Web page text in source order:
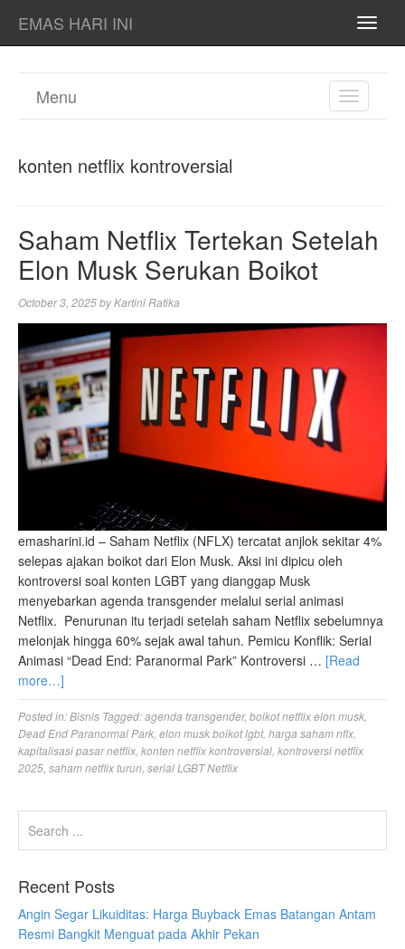
EMAS HARI INI
TOGGLE
Menu
konten netflix kontroversial
Saham Netflix Tertekan Setelah
Elon Musk Serukan Boikot
October 3, 2025byKartini Ratika
emasharini.id – Saham Netflix (NFLX) tercatat anjlok sekitar 4%
selepas ajakan boikot dari Elon Musk. Aksi ini dipicu oleh
kontroversi soal konten LGBT yang dianggap Musk
menyebarkan agenda transgender melalui serial animasi
Netflix. Penurunan itu terjadi setelah saham Netflix sebelumnya
melonjak hingga 60% sejak awal tahun. Pemicu Konflik: Serial
Animasi “Dead End: Paranormal Park” Kontroversi … [Read
more…]
Posted in:Bisnis Tagged:agenda transgender, boikot netflix elon musk,
Dead End Paranormal Park, elon musk boikot lgbt, harga saham nflx,
kapitalisasi pasar netflix, konten netflix kontroversial, kontroversi netflix
2025, saham netflix turun, serial LGBT Netflix
Recent Posts
Angin Segar Likuiditas: Harga Buyback Emas Batangan Antam
Resmi Bangkit Menguat pada Akhir Pekan